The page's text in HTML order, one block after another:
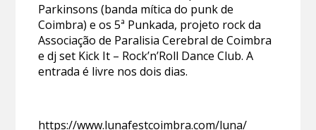
Parkinsons (banda mítica do punk de
Coimbra) e os 5ª Punkada, projeto rock da
Associação de Paralisia Cerebral de Coimbra
e dj set Kick It – Rock’n’Roll Dance Club. A
entrada é livre nos dois dias.
https://www.lunafestcoimbra.com/luna/